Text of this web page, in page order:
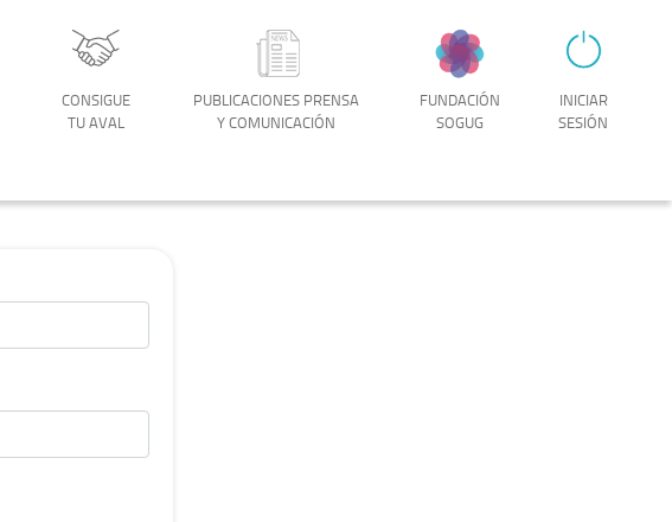
CONSIGUE
TU AVAL
PUBLICACIONES PRENSA
Y COMUNICACIÓN
FUNDACIÓN
SOGUG
INICIAR
SESIÓN